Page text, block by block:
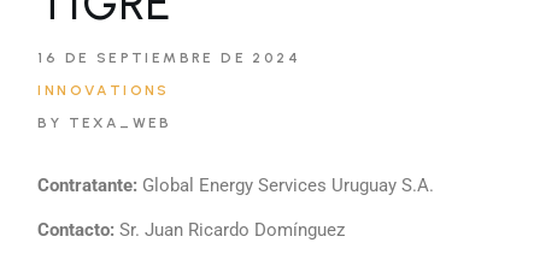
16 DE SEPTIEMBRE DE 2024
INNOVATIONS
BY TEXA_WEB
Contratante: Global Energy Services Uruguay S.A.
Contacto: Sr. Juan Ricardo Domínguez